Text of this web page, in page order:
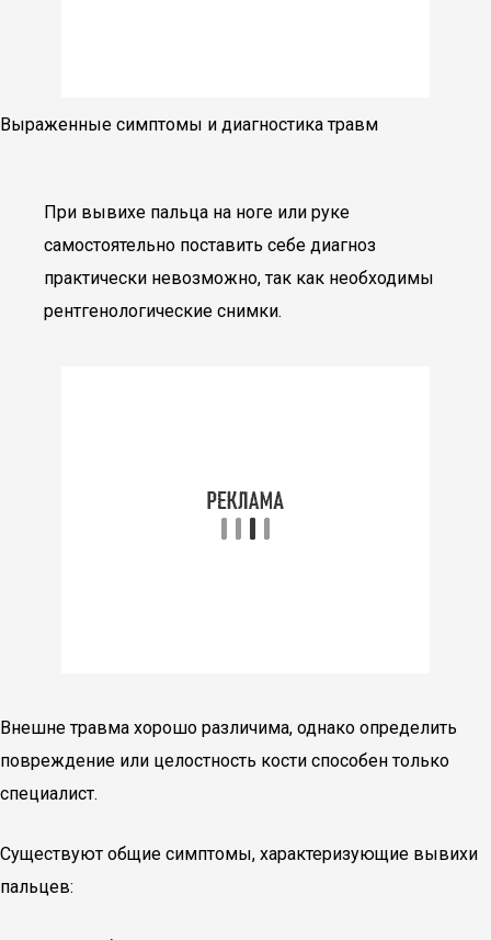
Выраженные симптомы и диагностика травм
При вывихе пальца на ноге или руке
самостоятельно поставить себе диагноз
практически невозможно, так как необходимы
рентгенологические снимки.
Внешне травма хорошо различима, однако определить
повреждение или целостность кости способен только
специалист.
Существуют общие симптомы, характеризующие вывихи
пальцев: